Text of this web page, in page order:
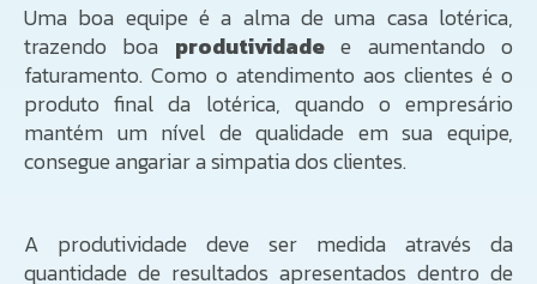
Uma boa equipe é a alma de uma casa lotérica,
trazendo boa produtividadee aumentando o
faturamento. Como o atendimento aos clientes é o
produto final da lotérica, quando o empresário
mantém um nível de qualidade em sua equipe,
consegue angariar a simpatia dos clientes.
A produtividade deve ser medida através da
quantidade de resultados apresentados dentro de